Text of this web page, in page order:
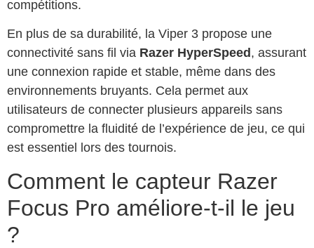
compétitions.
En plus de sa durabilité, la Viper 3 propose une
connectivité sans fil via Razer HyperSpeed , assurant
une connexion rapide et stable, même dans des
environnements bruyants. Cela permet aux
utilisateurs de connecter plusieurs appareils sans
compromettre la fluidité de l’expérience de jeu, ce qui
est essentiel lors des tournois.
Comment le capteur Razer
Focus Pro améliore-t-il le jeu
?